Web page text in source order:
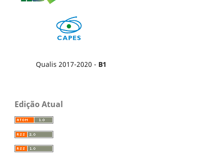
Qualis 2017-2020 - B1
Edição Atual